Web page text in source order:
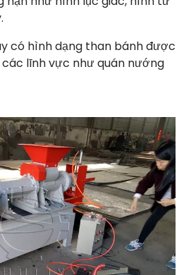
có hình dạng than bánh được
lĩnh vực như quán nướng